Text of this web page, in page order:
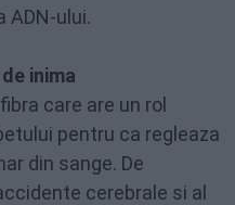
ADN-ului.
inima
care are un rol
pentru ca regleaza
din sange. De
cerebrale si al